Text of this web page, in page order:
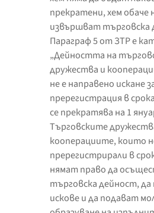
прекратени, хем обаче
извършват търговска
Параграф 5 от ЗТР е
„Дейността на
дружества и
не е направено искане
пререгистрация в
се прекратява на 1
Търговските
кооперациите, които
пререгистрирали в
нямат право да
търговска дейност,
искове и да подават